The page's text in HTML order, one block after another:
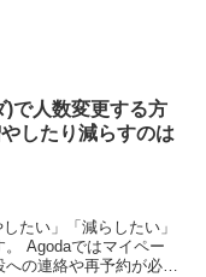
で人数変更する方
したり減らすのは
たい」「減らしたい」
ペー
の連絡や再予約が必要